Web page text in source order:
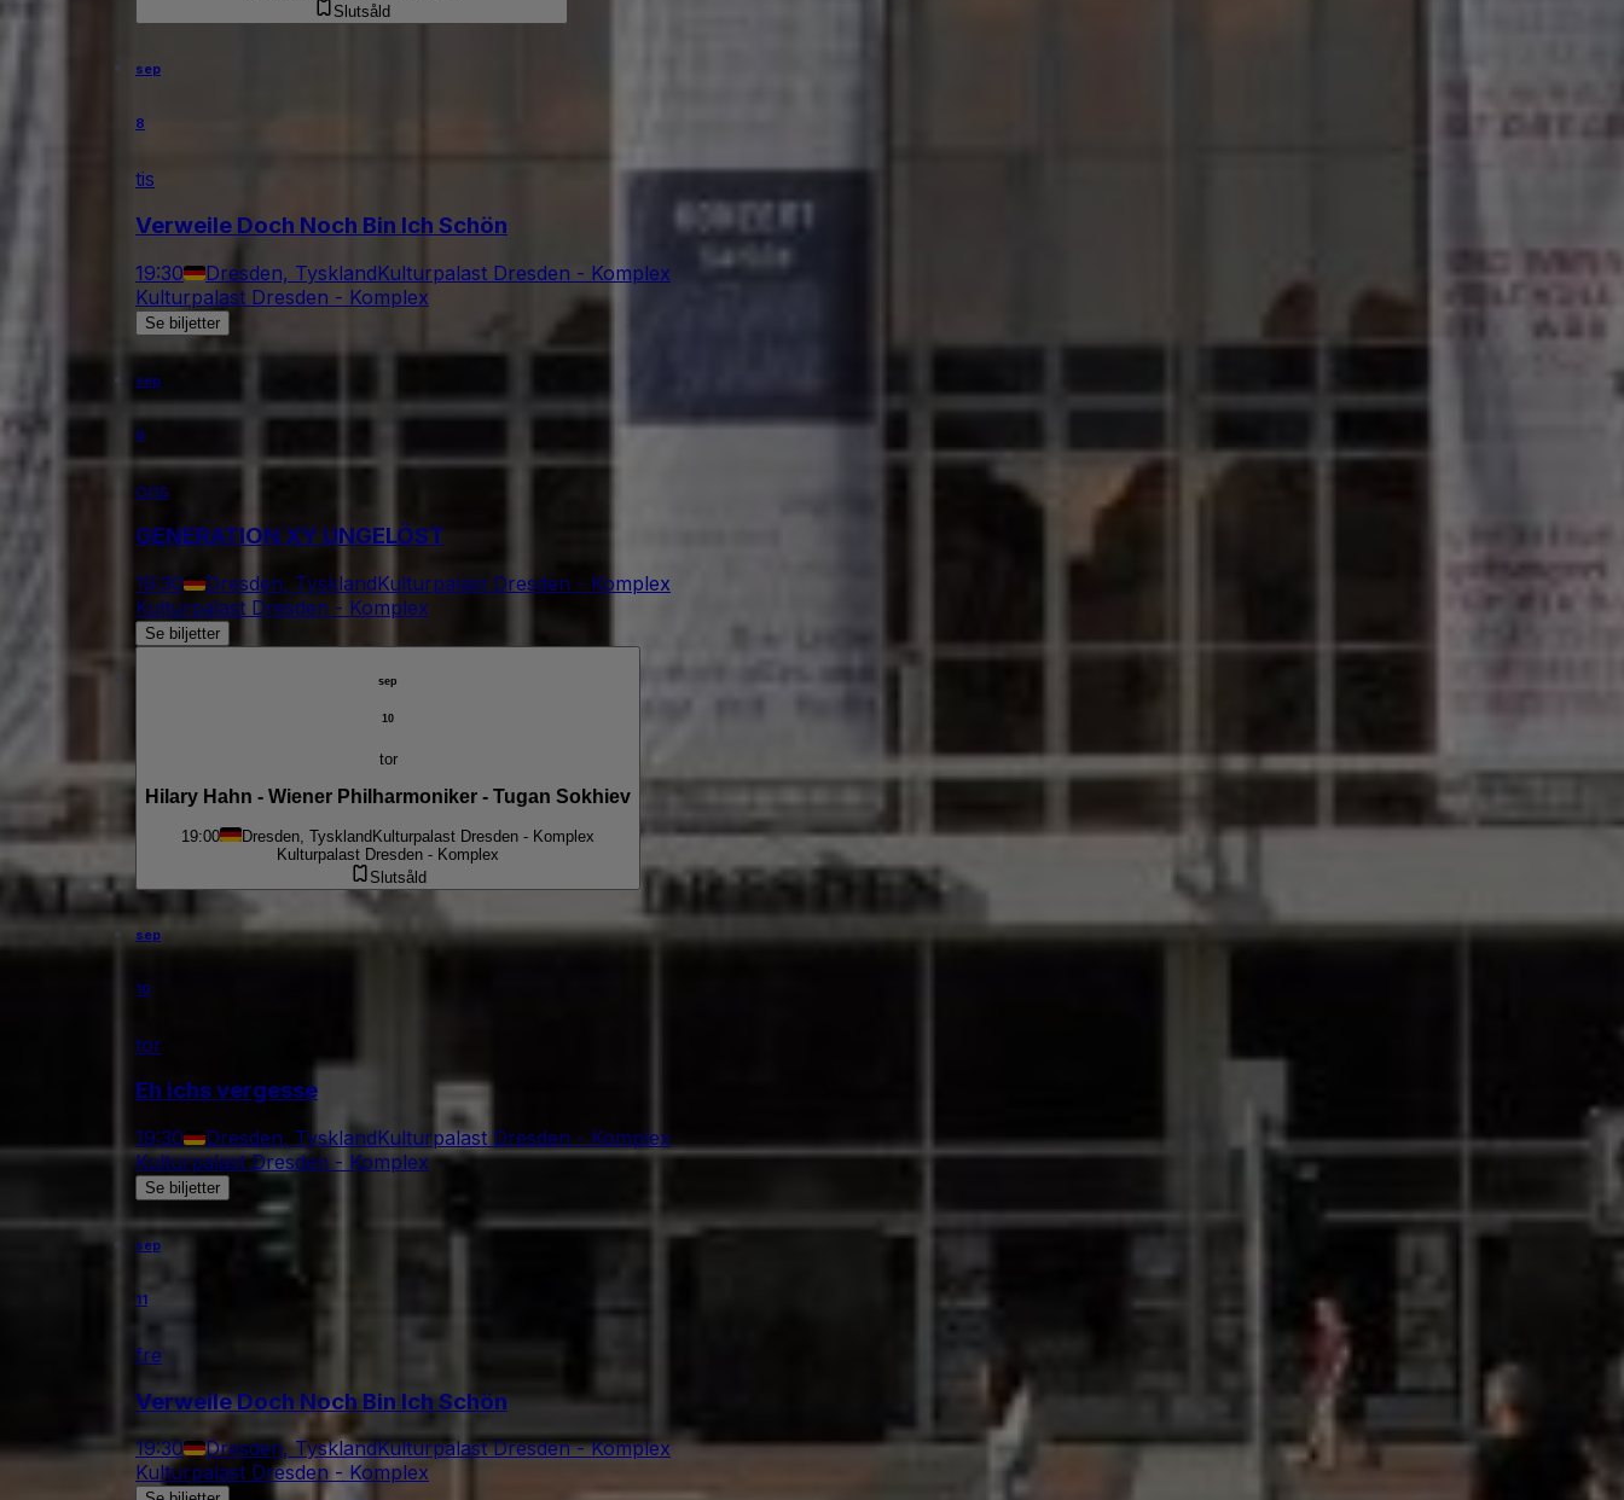
Slutsåld
sep
8
tis
Verweile Doch Noch Bin Ich Schön
19:30 Dresden, TysklandKulturpalast Dresden - Komplex
Kulturpalast Dresden - Komplex
Se biljetter
sep
9
ons
GENERATION XY UNGELÖST
19:30 Dresden, TysklandKulturpalast Dresden - Komplex
Kulturpalast Dresden - Komplex
Se biljetter
sep
10
tor
Hilary Hahn - Wiener Philharmoniker - Tugan Sokhiev
19:00 Dresden, TysklandKulturpalast Dresden - Komplex
Kulturpalast Dresden - Komplex
Slutsåld
sep
10
tor
Eh ichs vergesse
19:30 Dresden, TysklandKulturpalast Dresden - Komplex
Kulturpalast Dresden - Komplex
Se biljetter
sep
11
fre
Verweile Doch Noch Bin Ich Schön
19:30 Dresden, TysklandKulturpalast Dresden - Komplex
Kulturpalast Dresden - Komplex